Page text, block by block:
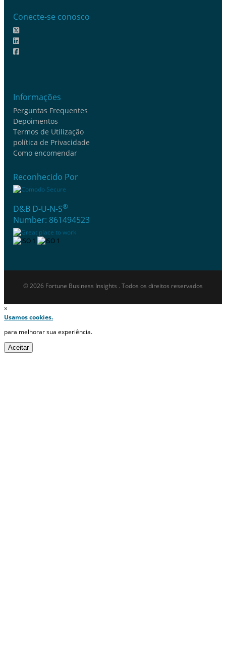
Conecte-se conosco
Informações
Perguntas Frequentes
Depoimentos
Termos de Utilização
política de Privacidade
Como encomendar
Reconhecido Por
D&B D-U-N-S®
Number: 861494523
© 2026 Fortune Business Insights . Todos os direitos reservados
×
Usamos cookies.
para melhorar sua experiência.
Aceitar